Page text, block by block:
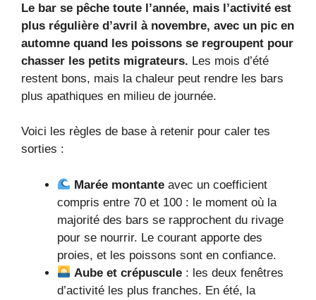
Le bar se pêche toute l’année, mais l’activité est
plus régulière d’avril à novembre, avec un pic en
automne quand les poissons se regroupent pour
chasser les petits migrateurs. Les mois d’été
restent bons, mais la chaleur peut rendre les bars
plus apathiques en milieu de journée.
Voici les règles de base à retenir pour caler tes
sorties :
Marée montante avec un coefficient
compris entre 70 et 100 : le moment où la
majorité des bars se rapprochent du rivage
pour se nourrir. Le courant apporte des
proies, et les poissons sont en confiance.
Aube et crépuscule : les deux fenêtres
d’activité les plus franches. En été, la